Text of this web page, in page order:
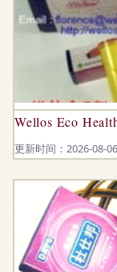
Wellos Eco
更新时间：2026-08-